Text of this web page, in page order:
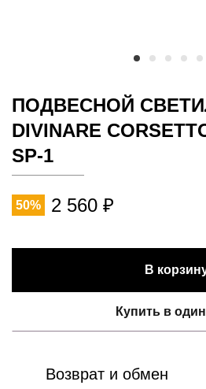
ПОДВЕСНОЙ
DIVINARE
SP-1
50% 2 560 ₽
В
Купить в
Возврат и обмен